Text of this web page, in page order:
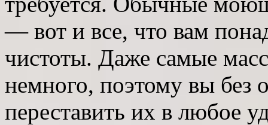
— вот и все, что вам
чистоты. Даже самые
немного, поэтому вы без
переставить их в любое